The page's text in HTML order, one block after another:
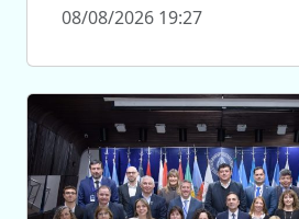
08/08/2026 19:27